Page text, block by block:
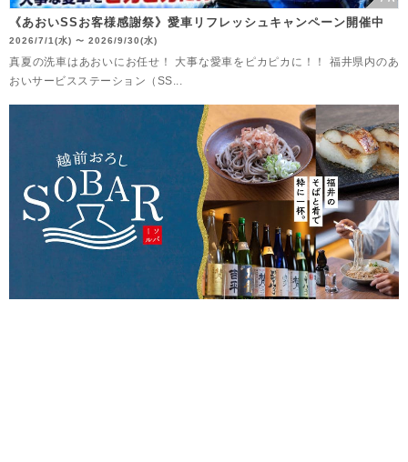
《あおいSSお客様感謝祭》愛車リフレッシュキャンペーン開催中
2026/7/1(水) 〜 2026/9/30(水)
真夏の洗車はあおいにお任せ！ 大事な愛車をピカピカに！！ 福井県内のあ
おいサービスステーション（SS...